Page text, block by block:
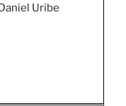
Uribe